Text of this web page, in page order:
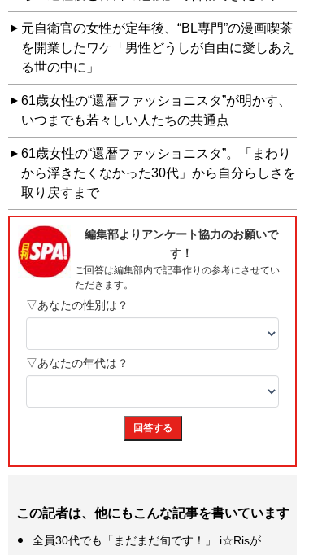
元自衛官の女性が定年後、“BL専門”の漫画喫茶
を開業したワケ「男性どうしが自由に愛しあえ
る世の中に」
61歳女性の“還暦ファッショニスタ”が明かす、
いつまでも若々しい人たちの共通点
61歳女性の“還暦ファッショニスタ”。「まわり
から浮きたくなかった30代」から自分らしさを
取り戻すまで
この記者は、他にもこんな記事を書いています
全員30代でも「まだまだ旬です！」 i☆Risが